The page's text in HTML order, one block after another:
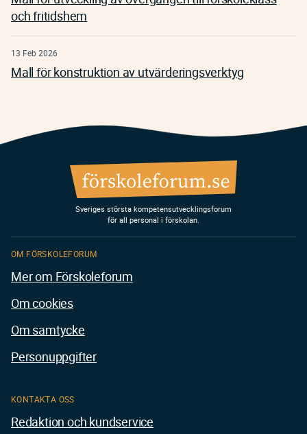
och fritidshem
13 Feb 2026
Mall för konstruktion av utvärderingsverktyg
Sveriges största kompetensutvecklingsforum
för all personal i förskolan.
KONTAKTA OSS
Redaktion och kundservice
OM FÖRSKOLEFORUM
Mer om Förskoleforum
Om cookies
Om samtycke
Personuppgifter